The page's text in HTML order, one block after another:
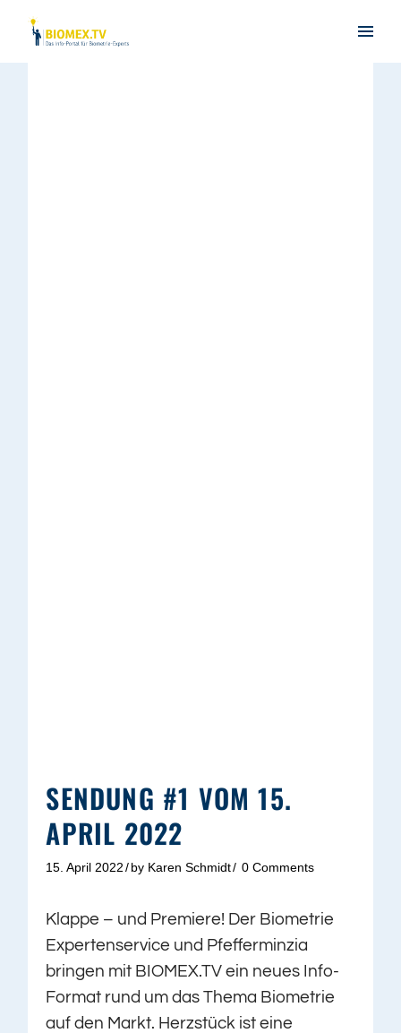
SENDUNG #1 VOM 15.
APRIL 2022
15. April 2022 by Karen Schmidt 0 Comments
Klappe – und Premiere! Der Biometrie
Expertenservice und Pfefferminzia
bringen mit BIOMEX.TV ein neues Info-
Format rund um das Thema Biometrie
auf den Markt. Herzstück ist eine